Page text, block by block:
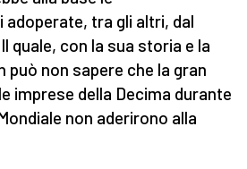
tra gli altri, dal
quale, con la sua storia e la
può non sapere che la gran
imprese della Decima durante
non aderirono alla